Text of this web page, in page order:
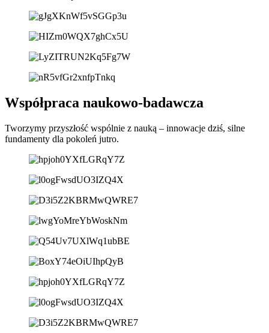
Współpraca naukowo-badawcza
Tworzymy przyszłość wspólnie z nauką – innowacje dziś, silne
fundamenty dla pokoleń jutro.